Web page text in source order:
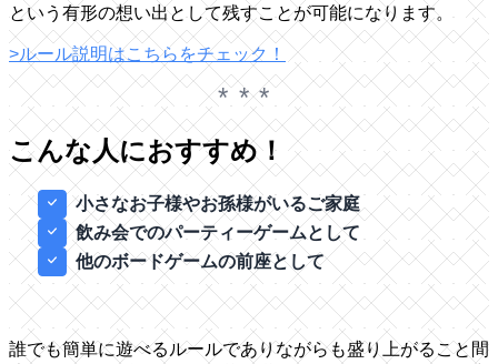
という有形の想い出として残すことが可能になります。
>ルール説明はこちらをチェック！
こんな人におすすめ！
小さなお子様やお孫様がいるご家庭
飲み会でのパーティーゲームとして
他のボードゲームの前座として
誰でも簡単に遊べるルールでありながらも盛り上がること間